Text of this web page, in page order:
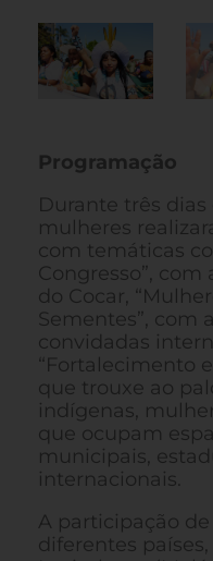
Programação
Durante três dias
mulheres
com temáticas
Congresso”,
do Cocar,
Sementes”, com
convidadas
“Fortalecimento
que trouxe ao
indígenas,
que ocupam
municipais,
internacionais.
A participação
diferentes